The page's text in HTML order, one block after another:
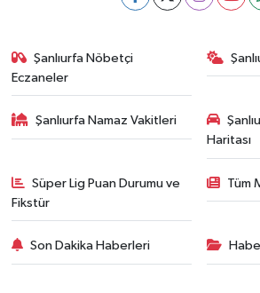
Şanlıurfa Nöbetçi
Eczaneler
Şanlıurfa Namaz Vakitleri
Haritası
Süper Lig Puan Durumu ve
Fikstür
Tüm
Son Dakika Haberleri